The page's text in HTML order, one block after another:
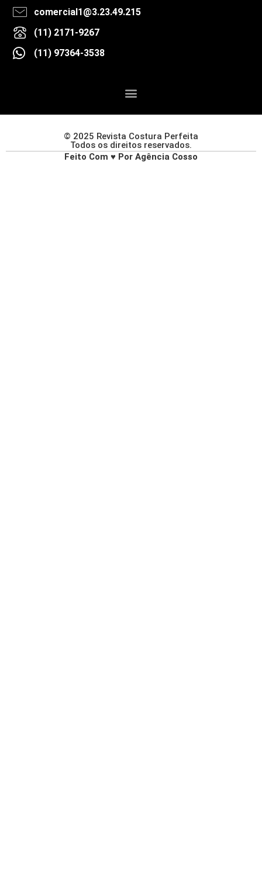
comercial1@3.23.49.215
(11) 2171-9267
(11) 97364-3538
© 2025 Revista Costura Perfeita
Todos os direitos reservados.
Feito Com ♥ Por Agência Cosso